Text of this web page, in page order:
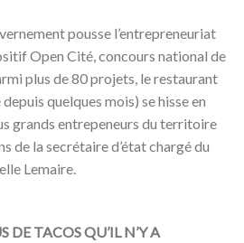
pousse l’entrepreneuriat
Open Cité, concours national de
plus de 80 projets, le restaurant
quelques mois) se hisse en
grands entrepeneurs du territoire
de la secrétaire d’état chargé du
Lemaire.
DE TACOS QU’IL N’Y A